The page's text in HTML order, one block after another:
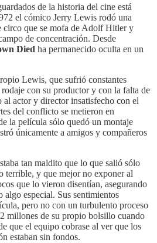
de la historia del cine está
el cómico Jerry Lewis rodó una
circo que se mofa de Adolf Hitler y
de concentración. Desde
Died ha permanecido oculta en un
Lewis, que sufrió constantes
con su productor y con la falta de
actor y director insatisfecho con el
del conflicto se metieron en
la película sólo quedó un montaje
únicamente a amigos y compañeros
tan maldito que lo que salió sólo
terrible, y que mejor no exponer al
que lo vieron disentían, asegurando
algo especial. Sus sentimientos
pero no con un turbulento proceso
millones de su propio bolsillo cuando
que el equipo cobrase al ver que los
estaban sin fondos.